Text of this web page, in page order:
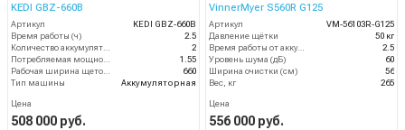
KEDI GBZ-660B
Артикул
KEDI GBZ-660B
Время работы (ч)
2.5
2
1.55
660
Тип машины
Аккумуляторная
Цена
508 000 руб.
VinnerMyer S560R G125
Артикул
VM-56103R-G125
Давление щётки
50 кг
Время работы от аккумуляторов (ч)
2.5
Уровень шума (дБ)
60
Ширина очистки (см)
56
Вес, кг
265
Цена
556 000 руб.